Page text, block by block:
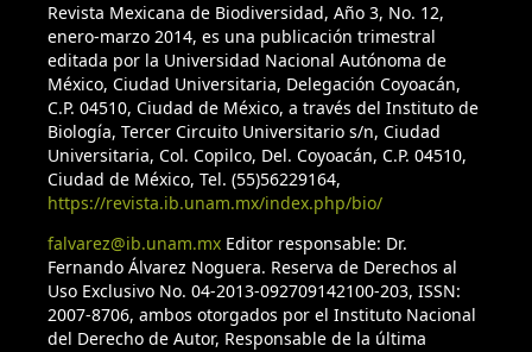
Revista Mexicana de Biodiversidad, Año 3, No. 12,
enero-marzo 2014, es una publicación trimestral
editada por la Universidad Nacional Autónoma de
México, Ciudad Universitaria, Delegación Coyoacán,
C.P. 04510, Ciudad de México, a través del Instituto de
Biología, Tercer Circuito Universitario s/n, Ciudad
Universitaria, Col. Copilco, Del. Coyoacán, C.P. 04510,
Ciudad de México, Tel. (55)56229164,
https://revista.ib.unam.mx/index.php/bio/
falvarez@ib.unam.mxEditor responsable: Dr.
Fernando Álvarez Noguera. Reserva de Derechos al
Uso Exclusivo No. 04-2013-092709142100-203, ISSN:
2007-8706, ambos otorgados por el Instituto Nacional
del Derecho de Autor, Responsable de la última